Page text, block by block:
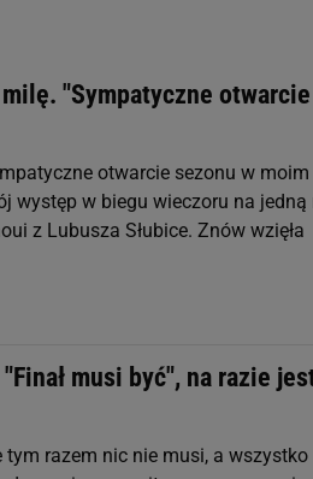
"Sympatyczne otwarcie
otwarcie sezonu w moim
występ w biegu wieczoru na jedną
z Lubusza Słubice. Znów wzięła
musi być", na razie
tym razem nic nie musi, a wszystko